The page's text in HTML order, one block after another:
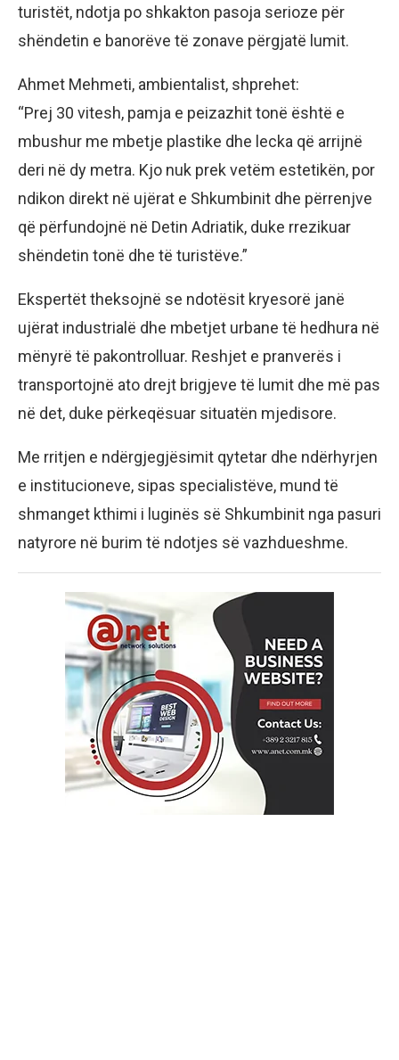
turistët, ndotja po shkakton pasoja serioze për
shëndetin e banorëve të zonave përgjatë lumit.
Ahmet Mehmeti, ambientalist, shprehet:
“Prej 30 vitesh, pamja e peizazhit tonë është e
mbushur me mbetje plastike dhe lecka që arrijnë
deri në dy metra. Kjo nuk prek vetëm estetikën, por
ndikon direkt në ujërat e Shkumbinit dhe përrenjve
që përfundojnë në Detin Adriatik, duke rrezikuar
shëndetin tonë dhe të turistëve.”
Ekspertët theksojnë se ndotësit kryesorë janë
ujërat industrialë dhe mbetjet urbane të hedhura në
mënyrë të pakontrolluar. Reshjet e pranverës i
transportojnë ato drejt brigjeve të lumit dhe më pas
në det, duke përkeqësuar situatën mjedisore.
Me rritjen e ndërgjegjësimit qytetar dhe ndërhyrjen
e institucioneve, sipas specialistëve, mund të
shmanget kthimi i luginës së Shkumbinit nga pasuri
natyrore në burim të ndotjes së vazhdueshme.